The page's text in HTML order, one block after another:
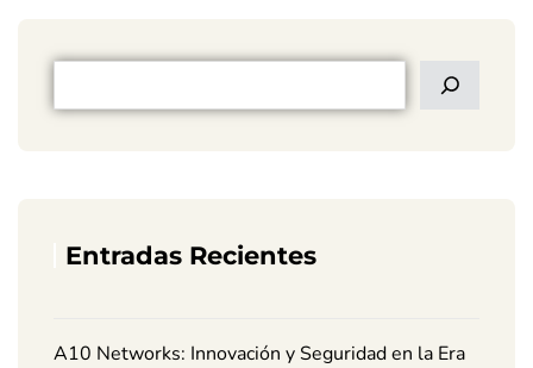
Entradas Recientes
A10 Networks: Innovación y Seguridad en la Era